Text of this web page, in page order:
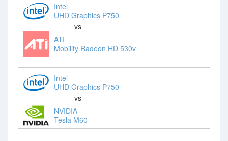
Intel
UHD Graphics P750
vs
ATI
Mobility Radeon HD 530v
Intel
UHD Graphics P750
vs
NVIDIA
Tesla M60